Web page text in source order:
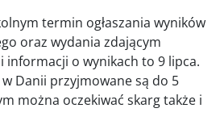
termin ogłaszania wyników
oraz wydania zdającym
informacji o wynikach to 9 lipca.
Danii przyjmowane są do 5
można oczekiwać skarg także i